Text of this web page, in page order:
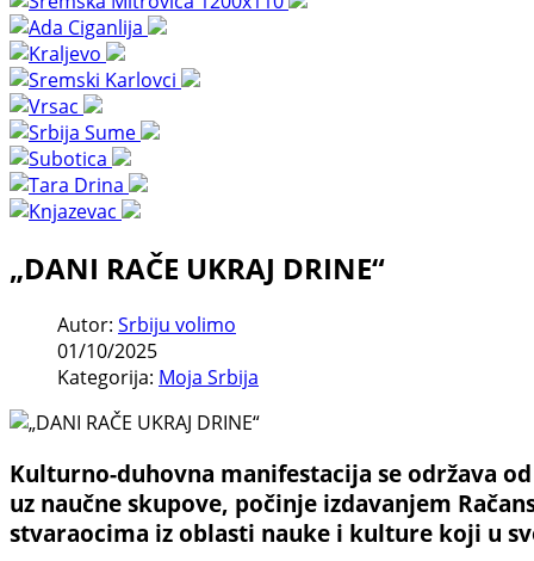
„DANI RAČE UKRAJ DRINE“
Autor: Srbiju volimo
01/10/2025
Kategorija: Moja Srbija
Kulturno-duhovna manifestacija se održava
uz naučne skupove, počinje izdavanjem
stvaraocima iz oblasti nauke i kulture koji u